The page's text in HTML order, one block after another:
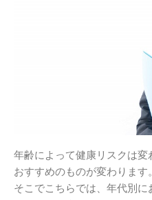
年齢によって健康リスクは
おすすめのものが変わります。
そこでこちらでは、年代別